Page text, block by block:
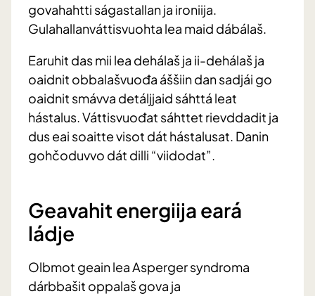
govahahtti ságastallan ja ironiija.
Gulahallanváttisvuohta lea maid dábálaš.
Earuhit das mii lea dehálaš ja ii-dehálaš ja
oaidnit obbalašvuođa áššiin dan sadjái go
oaidnit smávva detáljjaid sáhttá leat
hástalus. Váttisvuođat sáhttet rievddadit ja
dus eai soaitte visot dát hástalusat. Danin
gohčoduvvo dát dilli “viidodat”.
Geavahit energiija eará
ládje
Olbmot geain lea Asperger syndroma
dárbbašit oppalaš gova ja